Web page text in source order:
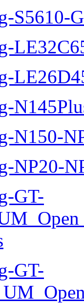
S5610-
N150-
NP20-
GT-
GT-